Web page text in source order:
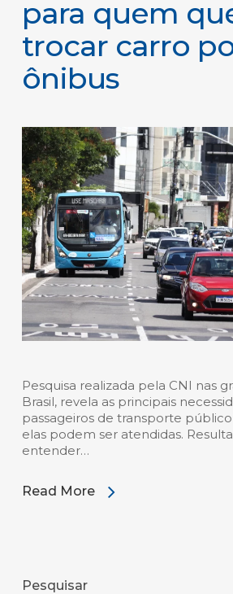
para quem
trocar carro
ônibus
Pesquisa realizada pela CNI nas
Brasil, revela as principais
passageiros de transporte
elas podem ser atendidas.
entender…
Read More
Pesquisar